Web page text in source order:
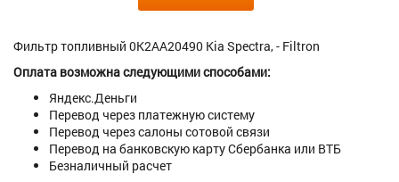
Фильтр топливный 0K2AA20490 Kia Spectra, - Filtron
Оплата возможна следующими способами:
Яндекс.Деньги
Перевод через платежную систему
Перевод через салоны сотовой связи
Перевод на банковскую карту Сбербанка или ВТБ
Безналичный расчет